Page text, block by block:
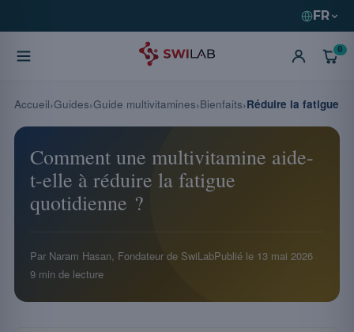
FR
0
Comment une multivitamine aide-
t-elle à réduire la fatigue
quotidienne ?
Par Naram Hasan, Fondateur de SwiLabPublié le 13 mai 2026
9 min de lecture
Accueil Guides Guide multivitamines Bienfaits Réduire la fatigue